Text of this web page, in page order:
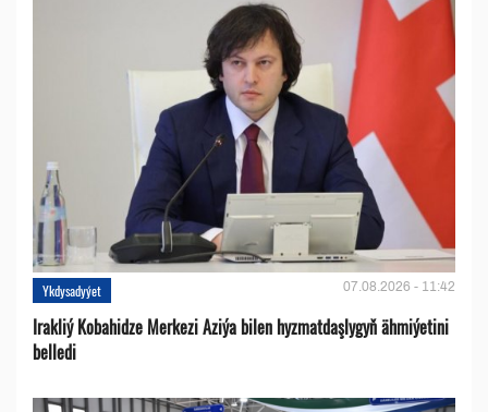
Ykdysadyýet 07.08.2026 - 11:42
Irakliý Kobahidze Merkezi Aziýa bilen hyzmatdaşlygyň ähmiýetini
belledi